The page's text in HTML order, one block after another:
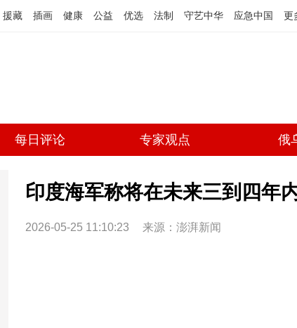
援藏 插画 健康 公益 优选 法制 守艺中华 应急中国 更
每日评论 专家观点 俄
印度海军称将在未来三到四年
2026-05-25 11:10:23 来源：澎湃新闻